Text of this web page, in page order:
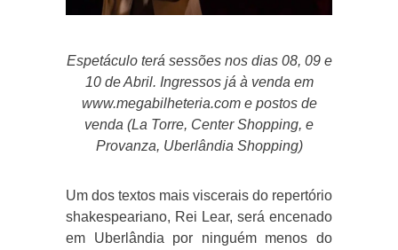
Espetáculo terá sessões nos dias 08, 09 e
10 de Abril. Ingressos já à venda em
www.megabilheteria.com e postos de
venda (La Torre, Center Shopping, e
Provanza, Uberlândia Shopping)
Um dos textos mais viscerais do repertório
shakespeariano, Rei Lear, será encenado
em Uberlândia por ninguém menos do